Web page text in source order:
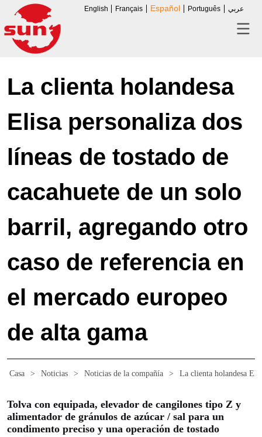
English Français Español Português عربي
La clienta holandesa
Elisa personaliza dos
líneas de tostado de
cacahuete de un solo
barril, agregando otro
caso de referencia en
el mercado europeo
de alta gama
Casa > Noticias > Noticias de la compañía > La clienta holandesa